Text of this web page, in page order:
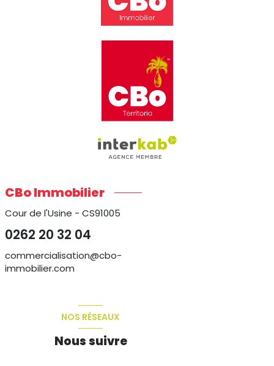
CBo Immobilier
Cour de l'Usine - CS91005
0262 20 32 04
commercialisation@cbo-
immobilier.com
NOS RÉSEAUX
Nous suivre